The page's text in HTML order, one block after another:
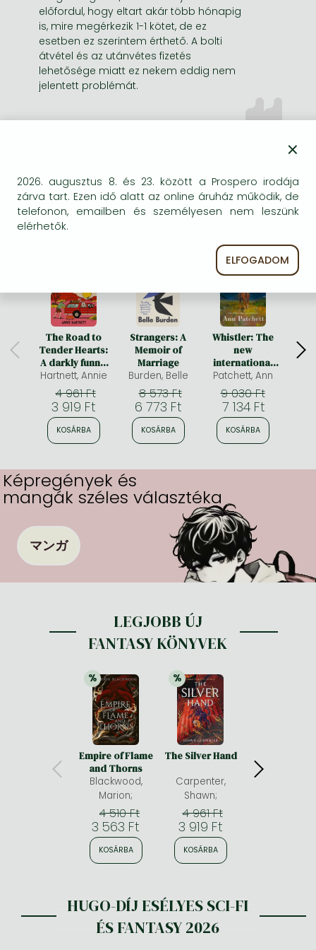
előfordul, hogy eltart akár több hónapig
is, mire megérkezik 1-1 kötet, de ez
esetben ez szerintem érthető. A bolti
átvétel és az utánvétes fizetés
lehetősége miatt ez nekem eddig nem
jelentett problémát.
2026 TÖRTÉNETEK A
NYARALÁSHOZ
The Road to
Tender Hearts:
A darkly funny,
hopeful and
uplifting novel
about second
chances for fans
of The Wedding
People and
Hartnett, Annie
4 961 Ft
3 919 Ft
KOSÁRBA
Strangers: A
Memoir of
Marriage
Burden, Belle
8 573 Ft
6 773 Ft
KOSÁRBA
21% kedvezmény
Whistler: The
new
international
bestseller from
the author of
Tom Lake and
The Dutch
House
Patchett, Ann
9 030 Ft
7 134 Ft
KOSÁRBA
Képregények és
mangák széles választéka
マンガ
LEGJOBB ÚJ
FANTASY KÖNYVEK
21%
% kedvezmény
Empire of Flame
and Thorns
Blackwood,
Marion;
4 510 Ft
3 563 Ft
KOSÁRBA
21%
% kedvezmény
The Silver Hand
Carpenter,
Shawn;
4 961 Ft
3 919 Ft
KOSÁRBA
Magic: A
HUGO-DÍJ ESÉLYES SCI-FI
ÉS FANTASY 2026
×
2026. augusztus 8. és 23. között a Prospero irodája
zárva tart. Ezen idő alatt az online áruház működik, de
telefonon, emailben és személyesen nem leszünk
elérhetők.
ELFOGADOM